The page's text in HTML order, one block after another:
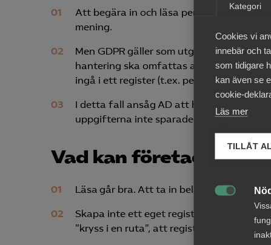
Kategori
Cookies vi
innebär och
som tidigare
kan även se
cookie-
Läs mer
TILLÅT
Att begära in och läsa personuppgifter är
mening.
Men GDPR gäller som utgångspunkt
hantering ska omfattas av GDPR:s
ingå i ett register (t.ex. personalakt,
I detta fall ansåg AD att hanteringen föll
uppgifterna inte sparades eller
Vad kan företag lära
Läsa går bra. Att ta in
Skapa inte ett eget register. Spara inte
”kryss i en ruta”, att registerutdrag har